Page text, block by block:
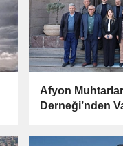
Afyon
Derneği’nden